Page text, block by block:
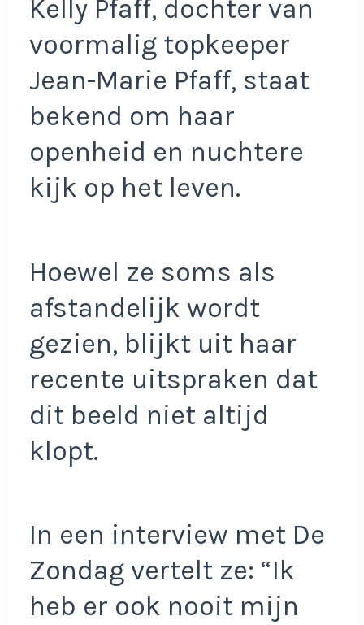
Kelly Pfaff, dochter van
voormalig topkeeper
Jean-Marie Pfaff, staat
bekend om haar
openheid en nuchtere
kijk op het leven.
Hoewel ze soms als
afstandelijk wordt
gezien, blijkt uit haar
recente uitspraken dat
dit beeld niet altijd
klopt.
In een interview met De
Zondag vertelt ze: “Ik
heb er ook nooit mijn